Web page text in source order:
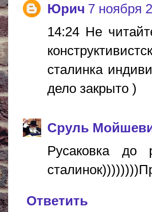
Юрич 7 ноября
14:24 Не
сталинка
дело закрыто )
Сруль
Русаковка до
Ответить